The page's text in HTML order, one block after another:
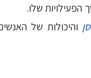
והיכולות של